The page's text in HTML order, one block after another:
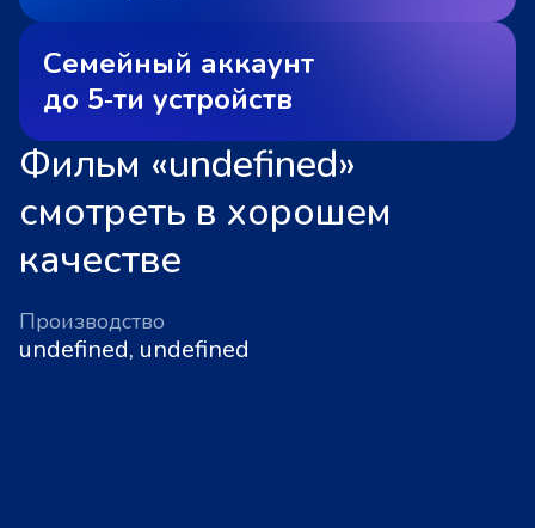
Семейный аккаунт
до 5‑ти устройств
Фильм «undefined»
смотреть в хорошем
качестве
Производство
undefined, undefined